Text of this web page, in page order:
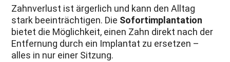
Zahnverlust ist ärgerlich und kann den Alltag
stark beeinträchtigen. Die Sofortimplantation
bietet die Möglichkeit, einen Zahn direkt nach der
Entfernung durch ein Implantat zu ersetzen –
alles in nur einer Sitzung.